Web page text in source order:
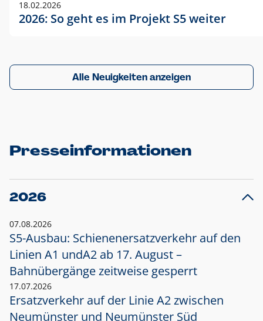
18.02.2026
2026: So geht es im Projekt S5 weiter
Alle Neuigkeiten anzeigen
Presseinformationen
2026
07.08.2026
S5-Ausbau: Schienenersatzverkehr auf den
Linien A1 undA2 ab 17. August –
Bahnübergänge zeitweise gesperrt
17.07.2026
Ersatzverkehr auf der Linie A2 zwischen
Neumünster und Neumünster Süd